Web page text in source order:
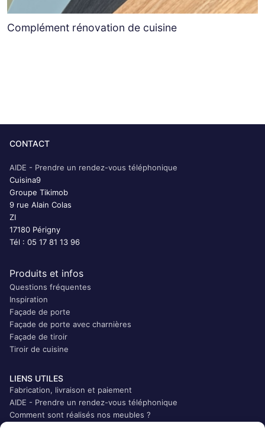
Complément rénovation de cuisine
CONTACT
AIDE - Prendre un rendez-vous téléphonique
Cuisina9
Groupe Tikimob
9 rue Alain Colas
ZI
17180 Périgny
Tél : 05 17 81 13 96
Produits et infos
Questions fréquentes
Inspiration
Façade de porte
Façade de porte avec charnières
Façade de tiroir
Tiroir de cuisine
LIENS UTILES
Fabrication, livraison et paiement
AIDE - Prendre un rendez-vous téléphonique
Comment sont réalisés nos meubles ?